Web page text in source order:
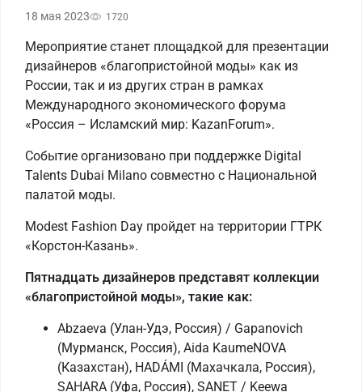
18 мая 2023 1720
Мероприятие станет площадкой для презентации
дизайнеров «благопристойной моды» как из
России, так и из других стран в рамках
Международного экономического форума
«Россия – Исламский мир: KazanForum».
Событие организовано при поддержке Digital
Talents Dubai Milano совместно с Национальной
палатой моды.
Modest Fashion Day пройдет на территории ГТРК
«Корстон-Казань».
Пятнадцать дизайнеров представят коллекции
«благопристойной моды», такие как:
Abzaeva (Улан-Удэ, Россия) / Gapanovich
(Мурманск, Россия), Aida KaumeNOVA
(Казахстан), HADÁMI (Махачкала, Россия),
SAHARA (Уфа, Россия), SANET / Keewa